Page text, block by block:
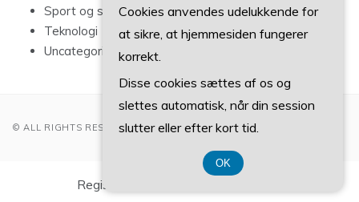
Sport og sundhed
Teknologi
Uncategorized
© ALL RIGHTS RESERVED 2022
Registreringsnummer DK37407739
Cookies anvendes udelukkende for
at sikre, at hjemmesiden fungerer
korrekt.
Disse cookies sættes af os og
slettes automatisk, når din session
slutter eller efter kort tid.
OK